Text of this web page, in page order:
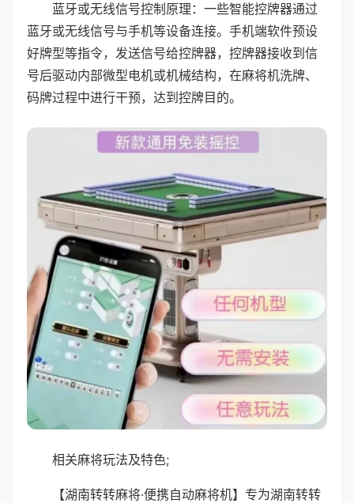
蓝牙或无线信号控制原理：一些智能控牌器通过
蓝牙或无线信号与手机等设备连接。手机端软件预设
好牌型等指令，发送信号给控牌器，控牌器接收到信
号后驱动内部微型电机或机械结构，在麻将机洗牌、
码牌过程中进行干预，达到控牌目的。
相关麻将玩法及特色;
【湖南转转麻将·便携自动麻将机】专为湖南转转